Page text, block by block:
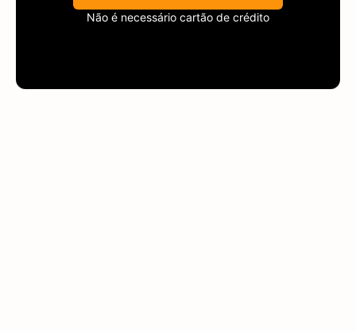
Não é necessário cartão de crédito